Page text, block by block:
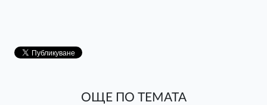
ОЩЕ ПО ТЕМАТА